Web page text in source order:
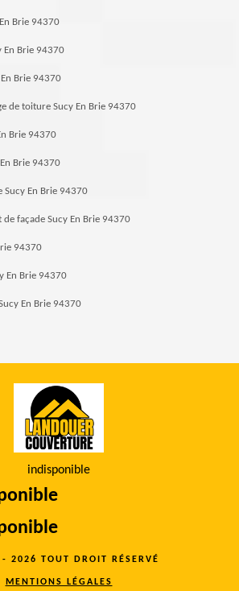
Brie 94370
En Brie 94370
Brie 94370
de toiture Sucy En Brie 94370
Brie 94370
Brie 94370
Sucy En Brie 94370
de façade Sucy En Brie 94370
94370
En Brie 94370
En Brie 94370
indisponible
2026 TOUT DROIT RÉSERVÉ
MENTIONS LÉGALES